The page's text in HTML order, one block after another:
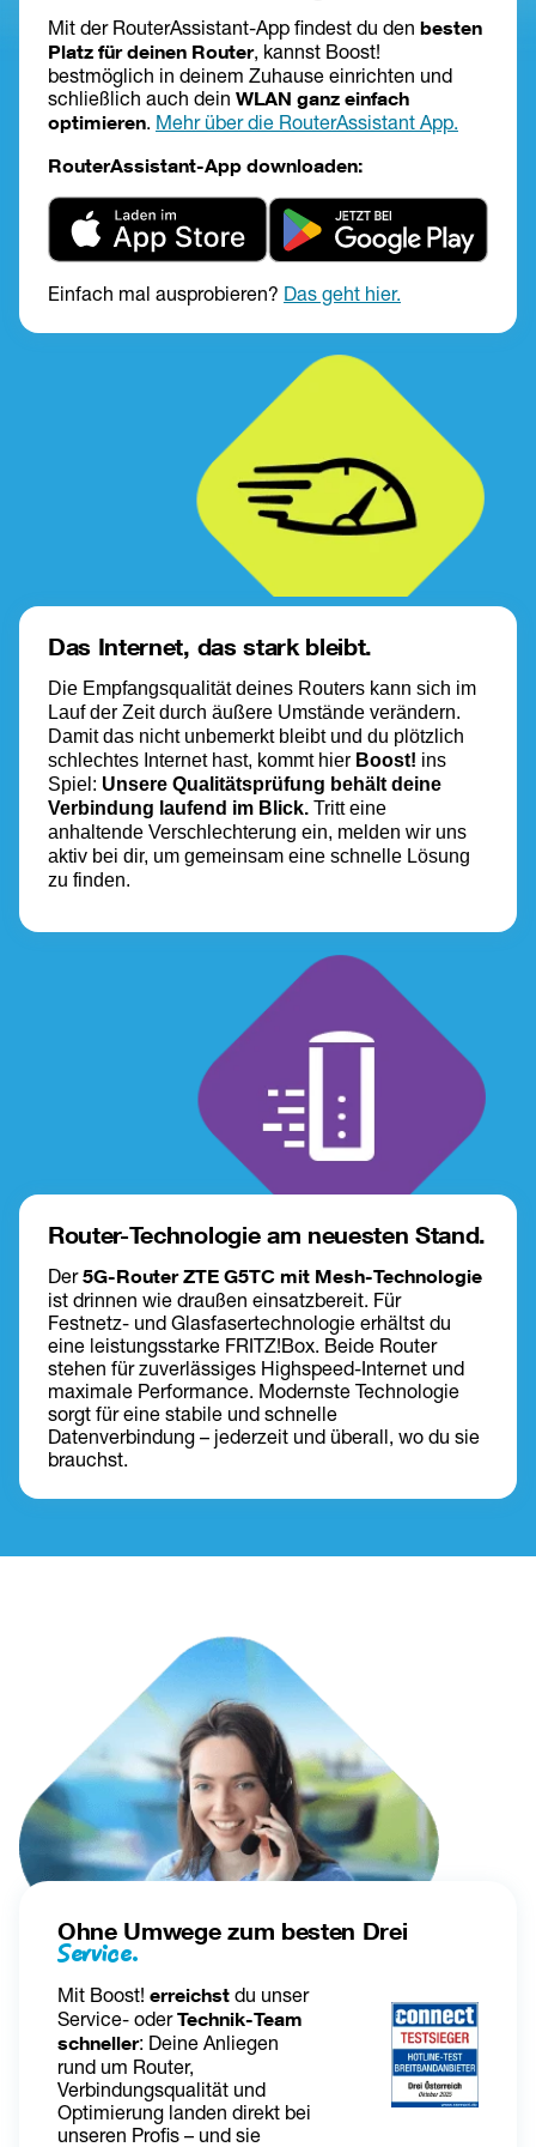
Mit der RouterAssistant-App findest du den besten
Platz für deinen Router, kannst Boost!
bestmöglich in deinem Zuhause einrichten und
schließlich auch dein WLAN ganz einfach
optimieren Mehr über die RouterAssistant App.
RouterAssistant-App downloaden:
Einfach mal ausprobieren? Das geht hier.
Das Internet, das stark bleibt.
Die Empfangsqualität deines Routers kann sich im
Lauf der Zeit durch äußere Umstände verändern.
Damit das nicht unbemerkt bleibt und du plötzlich
schlechtes Internet hast, kommt hier Boost! ins
Spiel: Unsere Qualitätsprüfung behält deine
Verbindung laufend im Blick. Tritt eine
anhaltende Verschlechterung ein, melden wir uns
aktiv bei dir, um gemeinsam eine schnelle Lösung
zu finden.
Router-Technologie am neuesten Stand.
Der 5G-Router ZTE G5TC mit Mesh-Technologie
ist drinnen wie draußen einsatzbereit. Für
Festnetz- und Glasfasertechnologie erhältst du
eine leistungsstarke FRITZ!Box. Beide Router
stehen für zuverlässiges Highspeed-Internet und
maximale Performance. Modernste Technologie
sorgt für eine stabile und schnelle
Datenverbindung – jederzeit und überall, wo du sie
brauchst.
Ohne Umwege zum besten Drei
Service.
Mit Boost! erreichst du unser
Service- oder Technik-Team
schneller: Deine Anliegen
rund um Router,
Verbindungsqualität und
Optimierung landen direkt bei
unseren Profis – und sie